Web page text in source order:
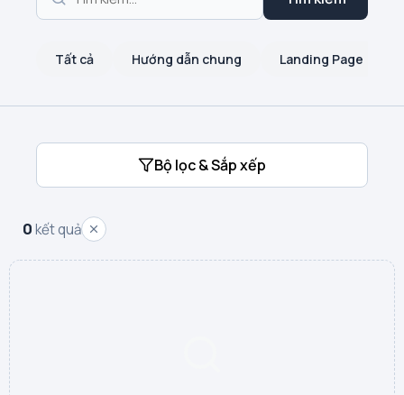
Tất cả Hướng dẫn chung Landing Page
Bộ lọc & Sắp xếp
0kết quả